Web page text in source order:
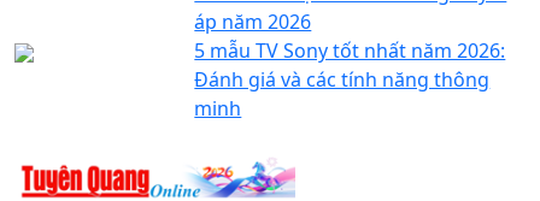
áp năm 2026
5 mẫu TV Sony tốt nhất năm 2026:
Đánh giá và các tính năng thông
minh